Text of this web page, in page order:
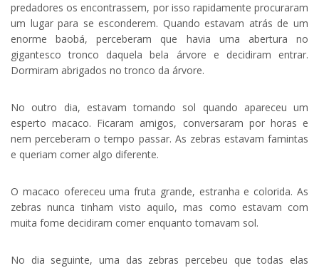
predadores os encontrassem, por isso rapidamente procuraram
um lugar para se esconderem. Quando estavam atrás de um
enorme baobá, perceberam que havia uma abertura no
gigantesco tronco daquela bela árvore e decidiram entrar.
Dormiram abrigados no tronco da árvore.
No outro dia, estavam tomando sol quando apareceu um
esperto macaco. Ficaram amigos, conversaram por horas e
nem perceberam o tempo passar. As zebras estavam famintas
e queriam comer algo diferente.
O macaco ofereceu uma fruta grande, estranha e colorida. As
zebras nunca tinham visto aquilo, mas como estavam com
muita fome decidiram comer enquanto tomavam sol.
No dia seguinte, uma das zebras percebeu que todas elas